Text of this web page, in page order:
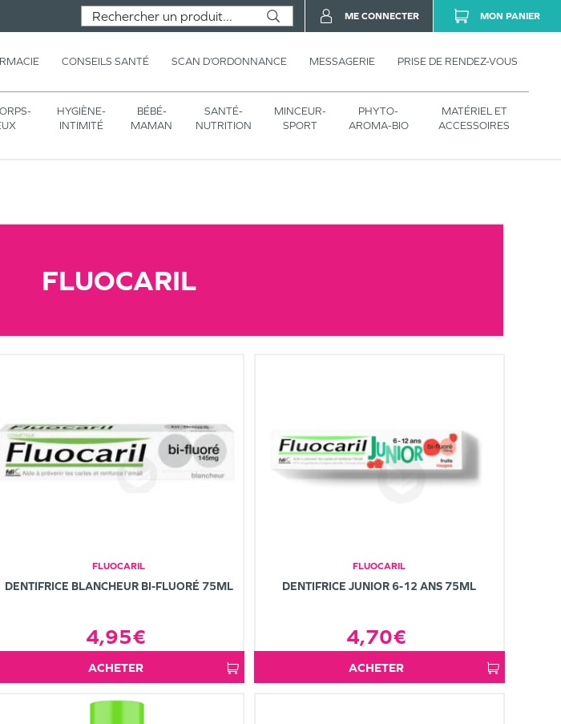
CONSEILS SANTÉ SCAN D’ORDONNANCE MESSAGERIE PRISE DE RENDEZ-VOUS
HYGIÈNE-
INTIMITÉ
BÉBÉ-
MAMAN
SANTÉ-
NUTRITION
MINCEUR-
SPORT
PHYTO-
AROMA-BIO
MATÉRIEL ET
ACCESSOIRES
ME CONNECTER MON PANIER
FLUOCARIL
FLUOCARIL
DENTIFRICE BLANCHEUR BI-FLUORÉ 75ML
4,95€
ACHETER
FLUOCARIL
DENTIFRICE JUNIOR 6-12 ANS 75ML
4,70€
ACHETER